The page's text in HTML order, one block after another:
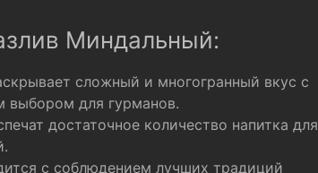
Миндальный:
сложный и многогранный вкус с
выбором для гурманов.
достаточное количество напитка для
с соблюдением лучших традиций